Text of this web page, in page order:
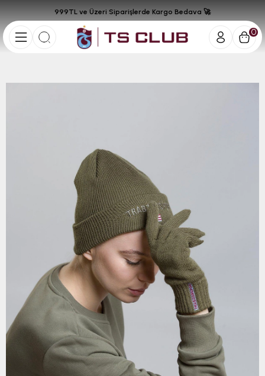
0
999TL ve Üzeri Siparişlerde Kargo Bedava 🚀